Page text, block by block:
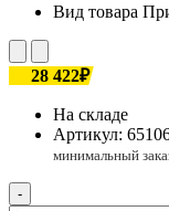
Вид товара
28 422₽
На складе
Артикул:
-